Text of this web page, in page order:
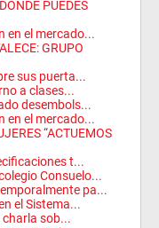
PUEDES
en el mercado...
GRUPO
sus puerta...
a clases...
desembols...
en el mercado...
“ACTUEMOS
t...
Consuelo...
pa...
el Sistema...
sob...